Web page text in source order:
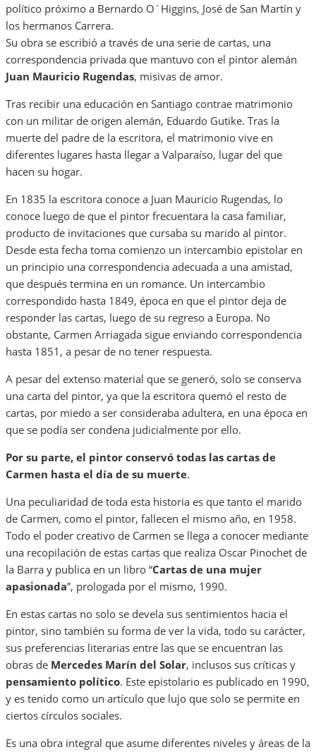
político próximo a Bernardo O´Higgins, José de San Martín y
los hermanos Carrera.
Su obra se escribió a través de una serie de cartas, una
correspondencia privada que mantuvo con el pintor alemán
Juan Mauricio Rugendas, misivas de amor.
Tras recibir una educación en Santiago contrae matrimonio
con un militar de origen alemán, Eduardo Gutike. Tras la
muerte del padre de la escritora, el matrimonio vive en
diferentes lugares hasta llegar a Valparaíso, lugar del que
hacen su hogar.
En 1835 la escritora conoce a Juan Mauricio Rugendas, lo
conoce luego de que el pintor frecuentara la casa familiar,
producto de invitaciones que cursaba su marido al pintor.
Desde esta fecha toma comienzo un intercambio epistolar en
un principio una correspondencia adecuada a una amistad,
que después termina en un romance. Un intercambio
correspondido hasta 1849, época en que el pintor deja de
responder las cartas, luego de su regreso a Europa. No
obstante, Carmen Arriagada sigue enviando correspondencia
hasta 1851, a pesar de no tener respuesta.
A pesar del extenso material que se generó, solo se conserva
una carta del pintor, ya que la escritora quemó el resto de
cartas, por miedo a ser consideraba adultera, en una época en
que se podía ser condena judicialmente por ello.
Por su parte, el pintor conservó todas las cartas de
Carmen hasta el día de su muerte.
Una peculiaridad de toda esta historia es que tanto el marido
de Carmen, como el pintor, fallecen el mismo año, en 1958.
Todo el poder creativo de Carmen se llega a conocer mediante
una recopilación de estas cartas que realiza Oscar Pinochet de
la Barra y publica en un libro “Cartas de una mujer
apasionada”, prologada por el mismo, 1990.
En estas cartas no solo se devela sus sentimientos hacia el
pintor, sino también su forma de ver la vida, todo su carácter,
sus preferencias literarias entre las que se encuentran las
obras de Mercedes Marín del Solar, inclusos sus críticas y
pensamiento político. Este epistolario es publicado en 1990,
y es tenido como un artículo que lujo que solo se permite en
ciertos círculos sociales.
Es una obra integral que asume diferentes niveles y áreas de la